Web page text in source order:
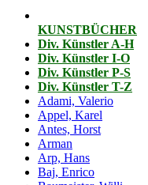
KUNSTBÜCHER
Div. Künstler A-H
Div. Künstler I-O
Div. Künstler P-S
Div. Künstler T-Z
Adami, Valerio
Appel, Karel
Antes, Horst
Arman
Arp, Hans
Baj, Enrico